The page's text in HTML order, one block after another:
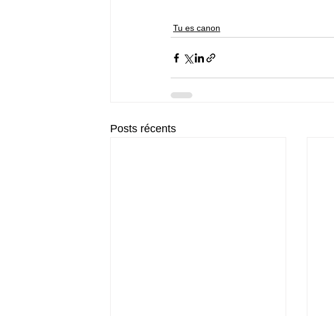
Tu es canon
Posts récents